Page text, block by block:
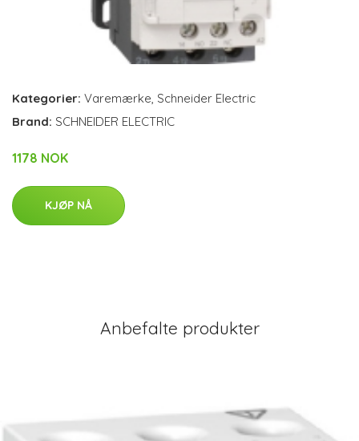
Kategorier: Varemærke Schneider Electric
Brand: SCHNEIDER ELECTRIC
1178 NOK
KJØP NÅ
Anbefalte produkter